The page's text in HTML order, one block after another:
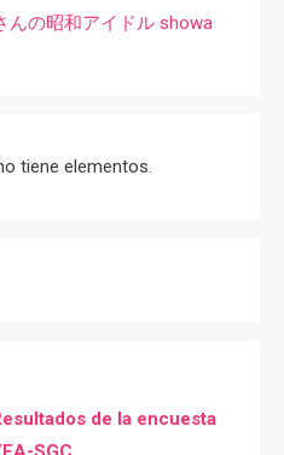
んの昭和アイドル showa
tiene elementos.
de la encuesta